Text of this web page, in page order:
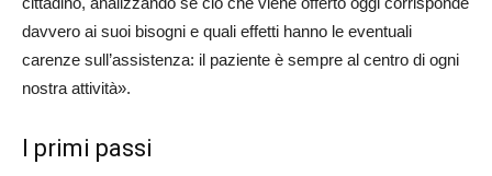
davvero ai suoi bisogni e quali effetti hanno le eventuali
carenze sull’assistenza: il paziente è sempre al centro di ogni
nostra attività».
I primi passi